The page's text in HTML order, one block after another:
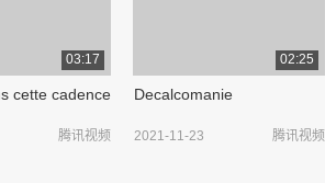
03:17
cette cadence
腾讯视频
02:25
Decalcomanie
腾讯视频
2021-11-23